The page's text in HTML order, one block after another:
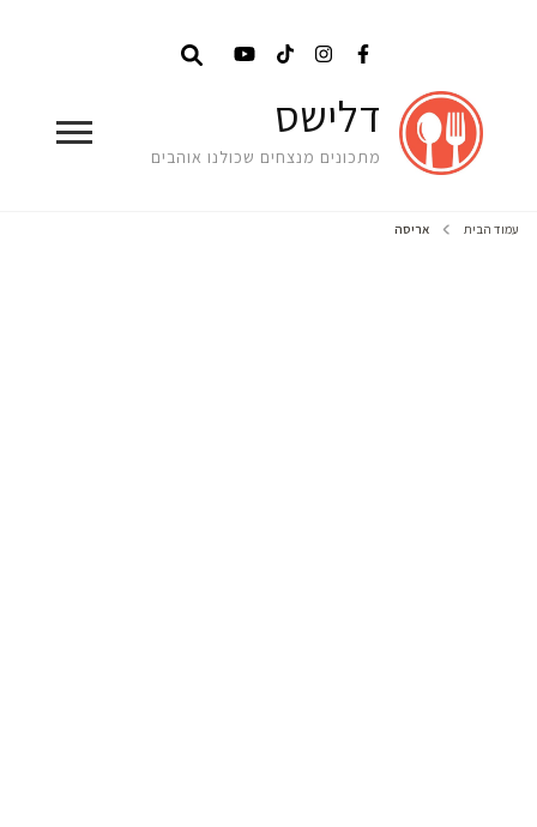
דלישס
מתכונים מנצחים שכולנו אוהבים
עמוד הבית אריסה